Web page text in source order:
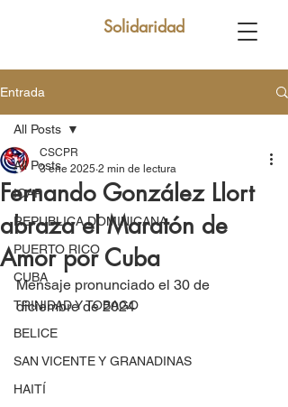
Solidaridad
Entrada
All Posts
ICAP
REPUBLICA DOMINICANA
PUERTO RICO
CUBA
TRINIDAD Y TOBAGO
BELICE
SAN VICENTE Y GRANADINAS
HAITÍ
All Posts
Fernando González Llort
abraza el Maratón de
Amor por Cuba
CSCPR
3 ene 2025 2 min de lectura
Mensaje pronunciado el 30 de
diciembre de 2024